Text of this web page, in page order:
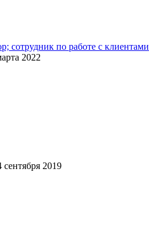
сотрудник по работе с клиентами
2022
сентября 2019